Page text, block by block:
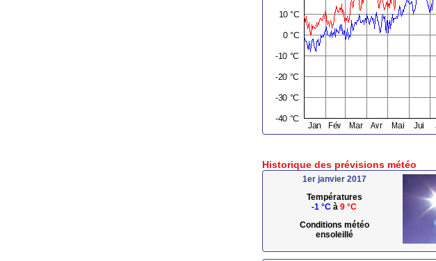
Historique des prévisions météo
1er janvier 2017
Températures
-1 °C à 9 °C
Conditions météo
ensoleillé